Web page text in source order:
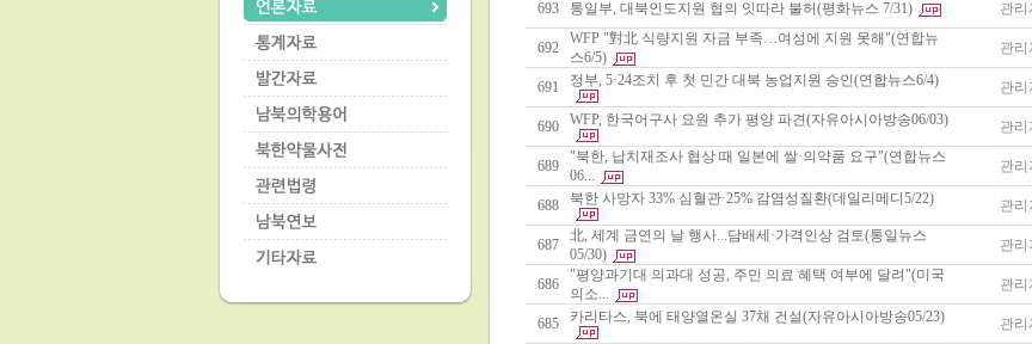
693 통일부, 대북인도지원 협의 잇따라 불허(평화뉴스 7/31) 관리
692
WFP "對北 식량지원 자금 부족…여성에 지원 못해"(연합뉴
스6/5)
관리
691 정부, 5·24조치 후 첫 민간 대북 농업지원 승인(연합뉴스6/4) 관리
690 WFP, 한국어구사 요원 추가 평양 파견(자유아시아방송06/03) 관리
689
"북한, 납치재조사 협상 때 일본에 쌀·의약품 요구"(연합뉴스
06...
관리
688 북한 사망자 33% 심혈관·25% 감염성질환(데일리메디5/22) 관리
687
北, 세계 금연의 날 행사...담배세·가격인상 검토(통일뉴스
05/30)
관리
686
"평양과기대 의과대 성공, 주민 의료 혜택 여부에 달려"(미국
의소...
관리
685 카리타스, 북에 태양열온실 37채 건설(자유아시아방송05/23) 관리